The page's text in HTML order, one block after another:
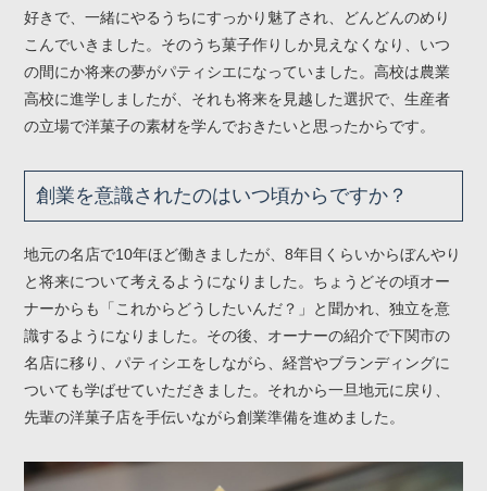
好きで、一緒にやるうちにすっかり魅了され、どんどんのめり
こんでいきました。そのうち菓子作りしか見えなくなり、いつ
の間にか将来の夢がパティシエになっていました。高校は農業
高校に進学しましたが、それも将来を見越した選択で、生産者
の立場で洋菓子の素材を学んでおきたいと思ったからです。
創業を意識されたのはいつ頃からですか？
地元の名店で10年ほど働きましたが、8年目くらいからぼんやり
と将来について考えるようになりました。ちょうどその頃オー
ナーからも「これからどうしたいんだ？」と聞かれ、独立を意
識するようになりました。その後、オーナーの紹介で下関市の
名店に移り、パティシエをしながら、経営やブランディングに
ついても学ばせていただきました。それから一旦地元に戻り、
先輩の洋菓子店を手伝いながら創業準備を進めました。